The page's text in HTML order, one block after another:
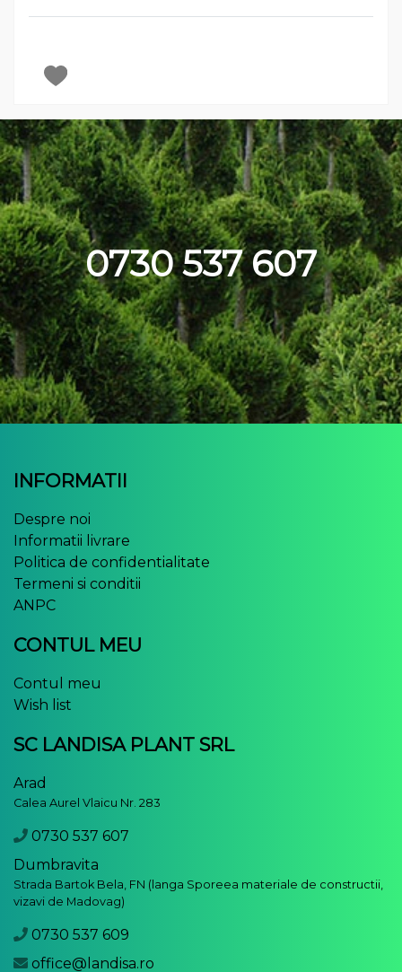
0730 537 607
INFORMATII
Despre noi
Informatii livrare
Politica de confidentialitate
Termeni si conditii
ANPC
CONTUL MEU
Contul meu
Wish list
SC LANDISA PLANT SRL
Arad
Calea Aurel Vlaicu Nr. 283
0730 537 607
Dumbravita
Strada Bartok Bela, FN (langa Sporeea materiale de constructii,
vizavi de Madovag)
0730 537 609
office@landisa.ro